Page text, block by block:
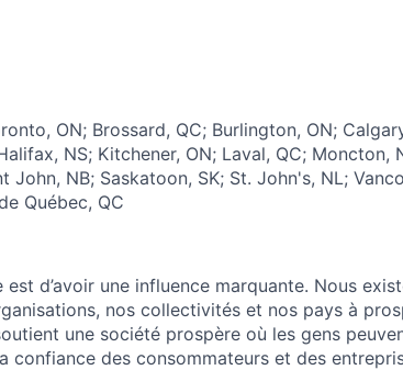
ON; Brossard, QC; Burlington, ON;
NS; Kitchener, ON; Laval, QC; Moncton,
John, NB; Saskatoon, SK; St. John's, NL;
Québec, QC
d’avoir une influence marquante. Nous
nos collectivités et nos pays à
une société prospère où les gens
confiance des consommateurs et des